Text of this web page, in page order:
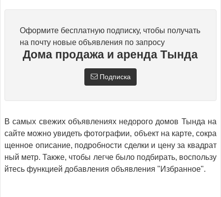
Оформите бесплатную подписку, чтобы получать
на почту новые объявления по запросу
Дома продажа и аренда Тында
Подписка
В самых свежих объявлениях недорого домов Тында на
сайте можно увидеть фотографии, объект на карте, сокра
щенное описание, подробности сделки и цену за квадрат
ный метр. Также, чтобы легче было подбирать, воспользу
йтесь функцией добавления объявления "Избранное".